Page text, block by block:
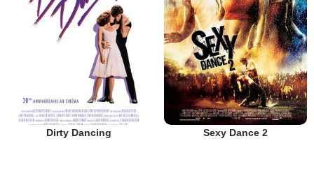
Dirty Dancing Sexy Dance 2